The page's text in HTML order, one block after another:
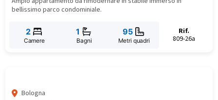
bellissimo parco condominiale.
2
Camere
1
Bagni
95
Metri quadri
Rif.
809-26a
Bologna